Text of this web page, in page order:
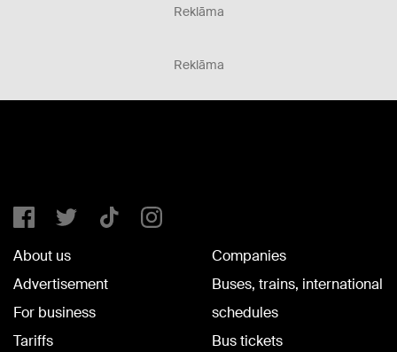
Reklāma
Reklāma
About us
Advertisement
For business
Tariffs
Companies
Buses, trains, international
schedules
Bus tickets